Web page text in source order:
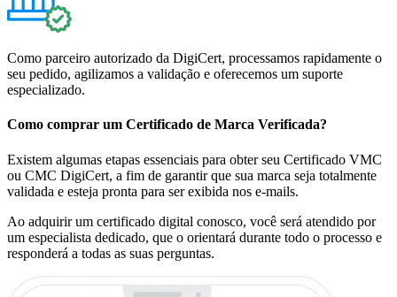
Como parceiro autorizado da DigiCert, processamos rapidamente o
seu pedido, agilizamos a validação e oferecemos um suporte
especializado.
Como comprar um Certificado de Marca Verificada?
Existem algumas etapas essenciais para obter seu Certificado VMC
ou CMC DigiCert, a fim de garantir que sua marca seja totalmente
validada e esteja pronta para ser exibida nos e-mails.
Ao adquirir um certificado digital conosco, você será atendido por
um especialista dedicado, que o orientará durante todo o processo e
responderá a todas as suas perguntas.